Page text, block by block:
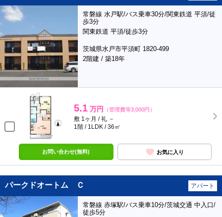
常磐線 水戸駅/バス乗車30分/関東鉄道 平須/徒
歩3分
関東鉄道 平須/徒歩3分
茨城県水戸市平須町 1820-499
2階建 / 築18年
5.1 万円 （管理費等3,000円）
敷 1ヶ月 / 礼 －
1階 / 1LDK / 36㎡
お問い合わせ(無料) お気に入り
パークドオートム Ｃ アパート
常磐線 赤塚駅/バス乗車10分/茨城交通 中入口/
徒歩5分